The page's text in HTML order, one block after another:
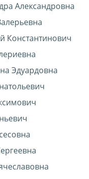
Александровна
Константинович
Эдуардовна